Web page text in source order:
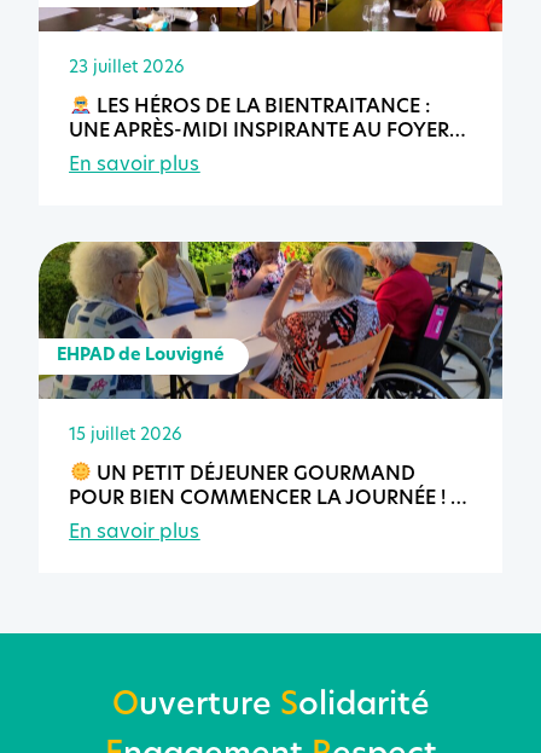
23 juillet 2026
LES HÉROS DE LA BIENTRAITANCE :
UNE APRÈS-MIDI INSPIRANTE AU FOYER
DE VIE D’AVENEL
En savoir plus
EHPAD de Louvigné
15 juillet 2026
UN PETIT DÉJEUNER GOURMAND
POUR BIEN COMMENCER LA JOURNÉE !
En savoir plus
Ouverture Solidarité